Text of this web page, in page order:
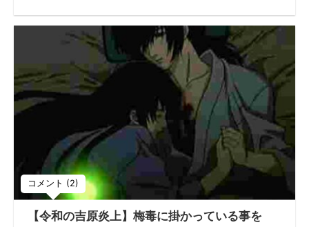
コメント (2)
【令和の吉原炎上】梅毒に掛かっている事を